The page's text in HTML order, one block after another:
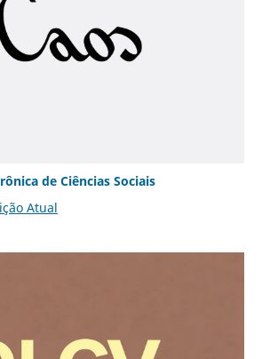
de Ciências Sociais
Atual